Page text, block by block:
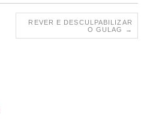
REVER E DESCULPABILIZAR
O GULAG
→